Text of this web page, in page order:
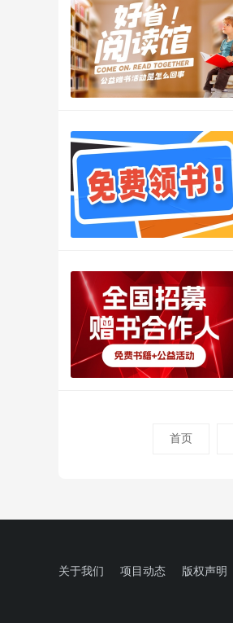
首页
关于我们 项目动态 版权声明